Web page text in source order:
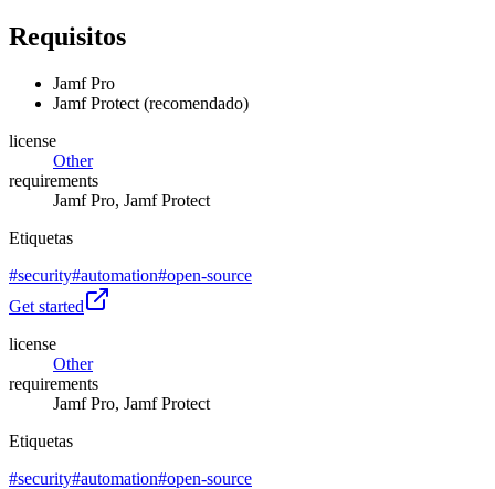
Requisitos
Jamf Pro
Jamf Protect (recomendado)
license
Other
requirements
Jamf Pro, Jamf Protect
Etiquetas
#security#automation#open-source
Get started
license
Other
requirements
Jamf Pro, Jamf Protect
Etiquetas
#security#automation#open-source